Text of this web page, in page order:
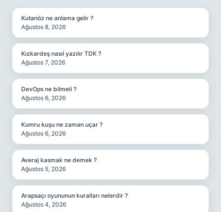
Kutanöz ne anlama gelir ?
Ağustos 8, 2026
Kızkardeş nasıl yazılır TDK ?
Ağustos 7, 2026
DevOps ne bilmeli ?
Ağustos 6, 2026
Kumru kuşu ne zaman uçar ?
Ağustos 6, 2026
Averaj kasmak ne demek ?
Ağustos 5, 2026
Arapsaçı oyununun kuralları nelerdir ?
Ağustos 4, 2026